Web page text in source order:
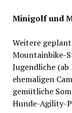
Minigolf und
Weitere
Mountainbike-
Jugendliche
ehemaligen
gemütliche
Hunde-Agility-